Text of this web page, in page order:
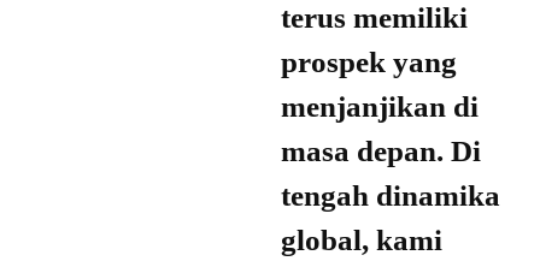
terus memiliki
prospek yang
menjanjikan di
masa depan. Di
tengah dinamika
global, kami